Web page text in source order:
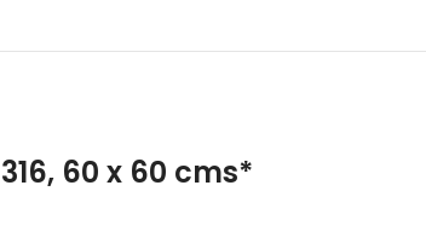
60 x 60 cms*